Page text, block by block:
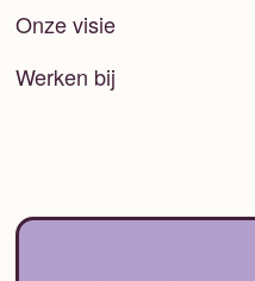
Onze visie
Werken bij